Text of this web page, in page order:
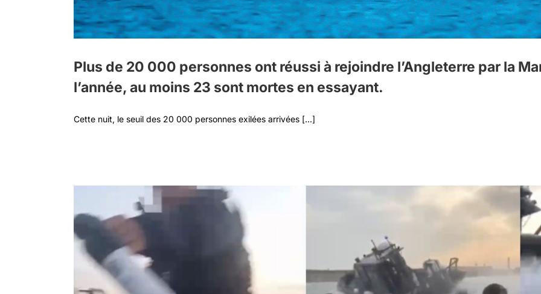
Plus de 20 000 personnes ont réussi à rejoindre l’Angleterre par la
l’année, au moins 23 sont mortes en essayant.
Cette nuit, le seuil des 20 000 personnes exilées arrivées [...]